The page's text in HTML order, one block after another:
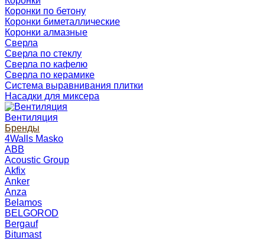
Коронки по бетону
Коронки биметаллические
Коронки алмазные
Сверла
Сверла по стеклу
Сверла по кафелю
Сверла по керамике
Система выравнивания плитки
Насадки для миксера
Вентиляция
Бренды
4Walls Masko
ABB
Acoustic Group
Akfix
Anker
Anza
Belamos
BELGOROD
Bergauf
Bitumast